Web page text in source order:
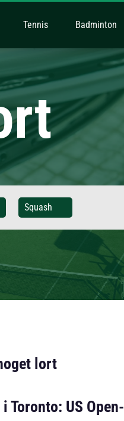
Tennis Badminton
Squash
lort
Toronto: US Open-